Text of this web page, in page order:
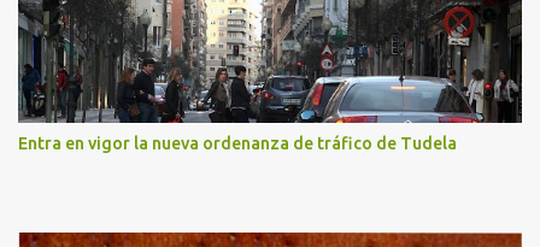
Entra en vigor la nueva ordenanza de tráfico de Tudela